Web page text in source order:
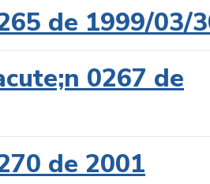
de 1999/03/
0267 de
de 2001